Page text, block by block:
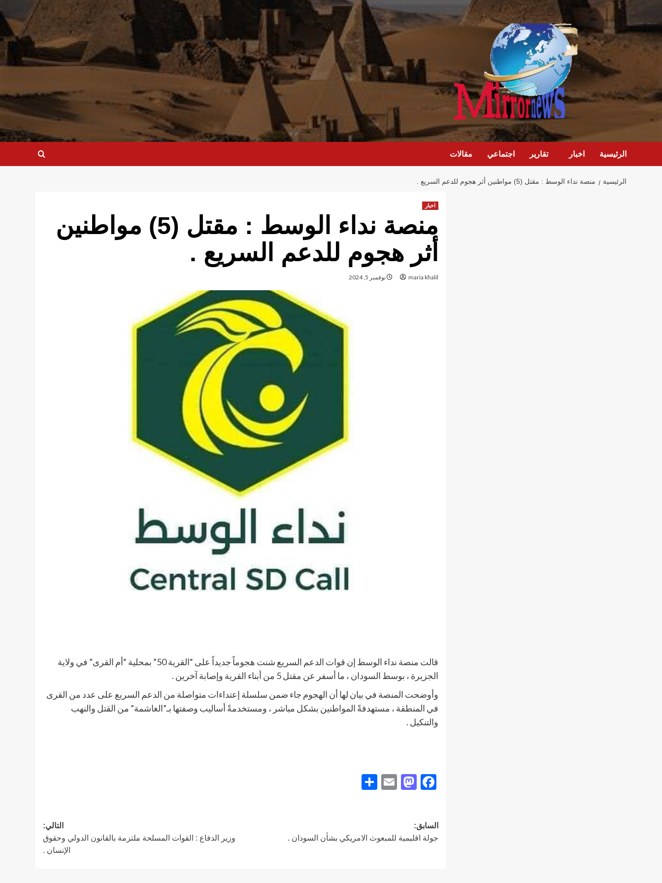
المحتوى
الرئيسية اخبار تقارير اجتماعي مقالات
الرئيسية منصة نداء الوسط : مقتل (5) مواطنين أثر هجوم للدعم السريع .
اخبار
منصة نداء الوسط : مقتل (5) مواطنين
أثر هجوم للدعم السريع .
maria khalil نوفمبر 5, 2024
قالت منصة نداء الوسط إن قوات الدعم السريع شنت هجوماً جديداً على “القرية 50” بمحلية “أم القرى” في ولاية
الجزيرة ، بوسط السودان ، ما أسفر عن مقتل 5 من أبناء القرية وإصابة آخرين .
وأوضحت المنصة في بيان لها أن الهجوم جاء ضمن سلسلة إعتداءات متواصلة من الدعم السريع على عدد من القرى
في المنطقة ، مستهدفةً المواطنين بشكل مباشر ، ومستخدمةً أساليب وصفتها بـ”الغاشمة” من القتل والنهب
والتنكيل .
Facebook
Mastodon
Email
تصفّح
المقالات
السابق:
جولة اقليمية للمبعوث الامريكي بشأن السودان .
التالي:
وزير الدفاع : القوات المسلحة ملتزمة بالقانون الدولي وحقوق
الإنسان .